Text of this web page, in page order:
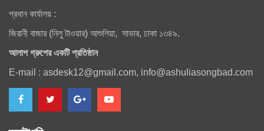
প্রধান কার্যালয় :
জিরানী বাজার (নিলু টাওয়ার) আশুলিয়া, সাভার, ঢাকা ১৩৪৯.
আলাপ গ্রুপের একটি প্রতিষ্ঠান
E-mail : asdesk12@gmail.com, info@ashuliasongbad.com